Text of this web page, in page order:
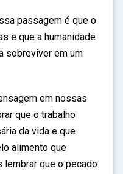
passagem é que o
e que a humanidade
sobreviver em um
em nossas
que o trabalho
da vida e que
alimento que
lembrar que o pecado